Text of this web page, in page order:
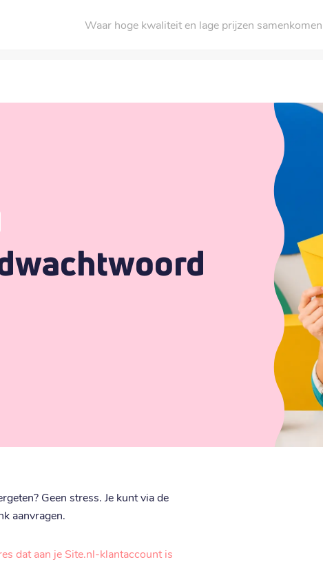
Waar hoge kwaliteit en lage prijzen samenkomen
Geen stress. Je kunt via de
aanvragen.
dat aan je Site.nl-klantaccount is